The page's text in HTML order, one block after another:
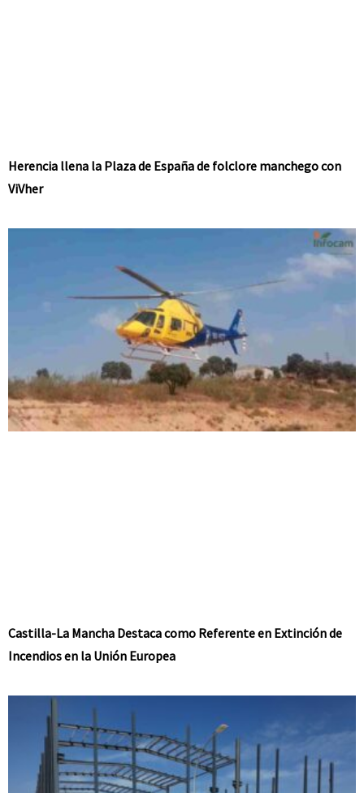
Herencia llena la Plaza de España de folclore manchego con
ViVher
Castilla-La Mancha Destaca como Referente en Extinción de
Incendios en la Unión Europea